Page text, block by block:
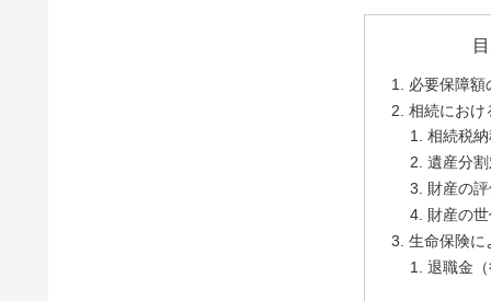
必要保障額
相続におけ
相続税
遺産分
財産の
財産の世
生命保険に
退職金（